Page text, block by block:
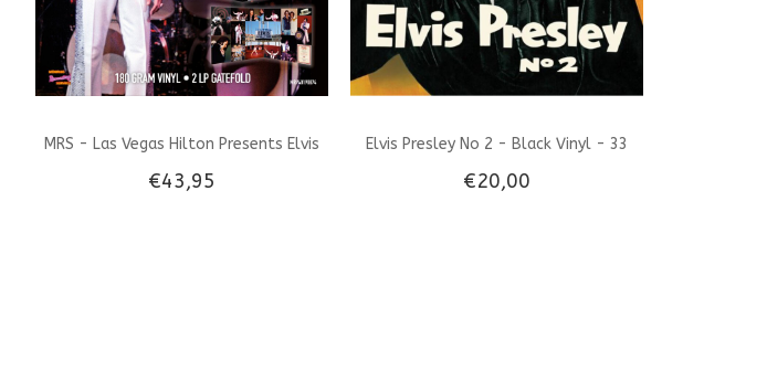
MRS - Las Vegas Hilton Presents Elvis
Down In The Alley Opening Night 1974
€43,95
Elvis Presley No 2 - Black Vinyl - 33
RPM Vinyl Wax Time Label
€20,00